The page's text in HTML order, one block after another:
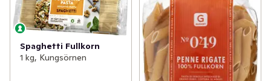
Spaghetti Fullkorn
1 kg, Kungsörnen